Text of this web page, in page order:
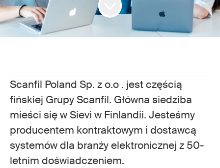
Scanfil Poland Sp. z o.o . jest częścią
fińskiej Grupy Scanfil. Główna siedziba
mieści się w Sievi w Finlandii. Jesteśmy
producentem kontraktowym i dostawcą
systemów dla branży elektronicznej z 50-
letnim doświadczeniem.